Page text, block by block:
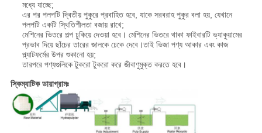
মধ্যে যাচ্ছে;
এর পর পলপটি দ্বিতীয় পুকুরে প্রবাহিত হবে, যাকে সরবরাহ পুকুর বলা হয়, যেখানে
পলপটি একটি স্থিতিশীলতা বজায় রাখে;
মেশিনের ভিতরে পল্প ঢুকিয়ে দেওয়া হবে। মেশিনের ভিতরে থাকা ফাইবারটি ভ্যাকুয়ামের
প্রভাব দিয়ে ছাঁচের তারের জালকে ঢেকে দেবে।তাই ভিজা পণ্য আকার এবং কাজ
প্ল্যাটফর্মের উপর শুকানো হয়;
তারপরে পণ্যগুলিকে টুকরো টুকরো করে জীবাণুমুক্ত করতে হবে।
স্কিম্যাটিক ডায়াগ্রামঃ